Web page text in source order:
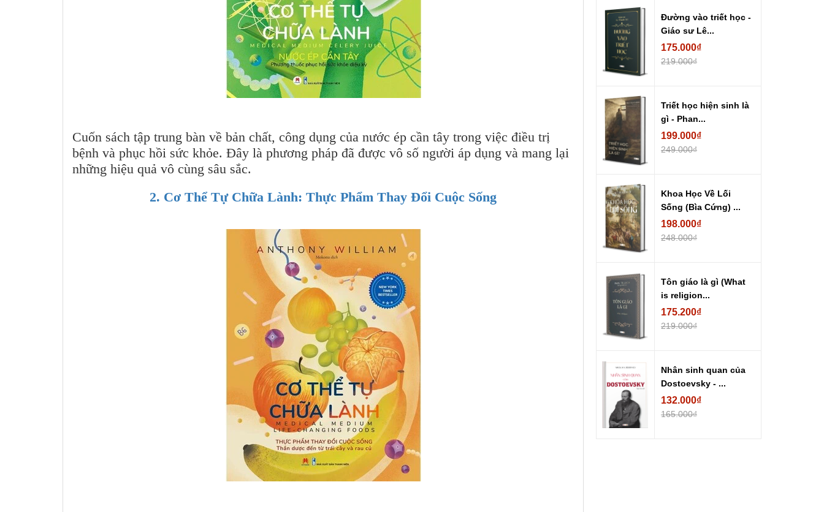
Cuốn sách tập trung bàn về bản chất, công dụng của nước ép cần tây trong việc điều trị
bệnh và phục hồi sức khỏe. Đây là phương pháp đã được vô số người áp dụng và mang lại
những hiệu quả vô cùng sâu sắc.
2. Cơ Thể Tự Chữa Lành: Thực Phẩm Thay Đổi Cuộc Sống
Đường vào triết học -
Giáo sư Lê...
175.000₫
219.000₫
Triết học hiện sinh là
gì - Phan...
199.000₫
249.000₫
Khoa Học Về Lối
Sống (Bìa Cứng) ...
198.000₫
248.000₫
Tôn giáo là gì (What
is religion...
175.200₫
219.000₫
Nhân sinh quan của
Dostoevsky - ...
132.000₫
165.000₫